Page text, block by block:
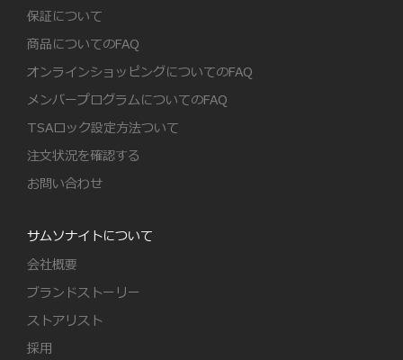
保証について
商品についてのFAQ
オンラインショッピングについてのFAQ
メンバープログラムについてのFAQ
TSAロック設定方法ついて
注文状況を確認する
お問い合わせ
サムソナイトについて
会社概要
ブランドストーリー
ストアリスト
採用